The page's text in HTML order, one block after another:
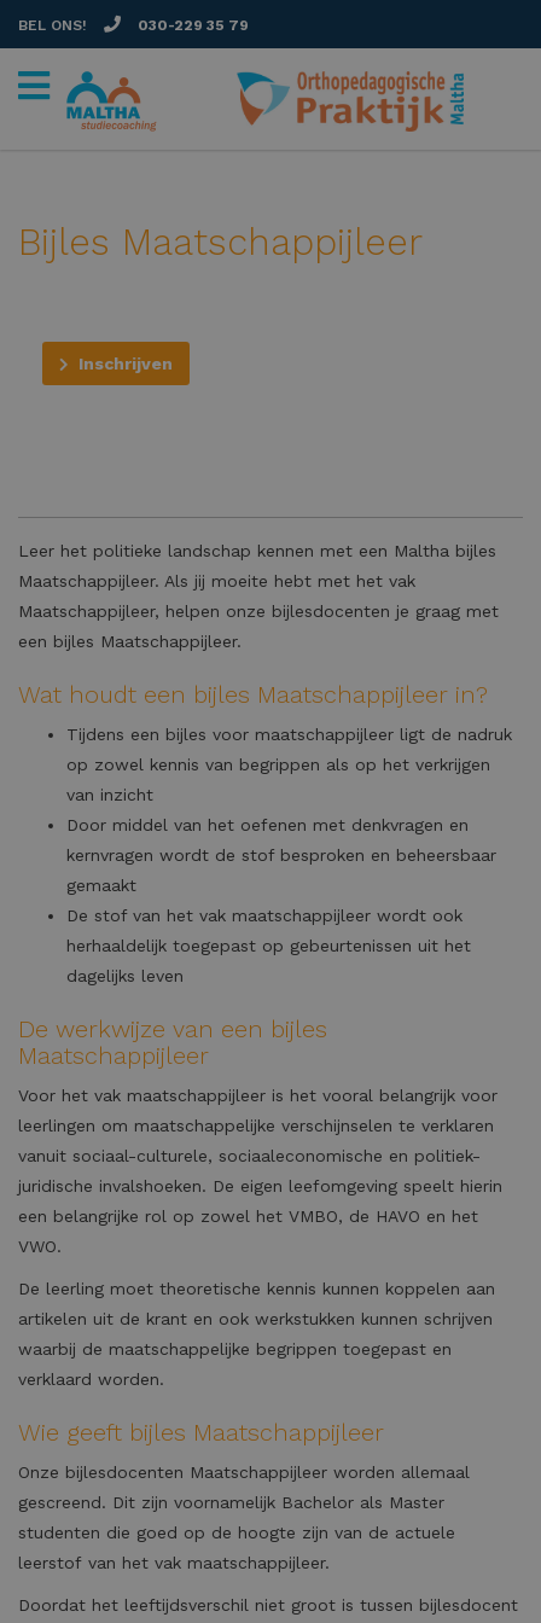
BEL ONS! 030-229 35 79
Bijles Maatschappijleer
Inschrijven
Leer het politieke landschap kennen met een Maltha bijles
Maatschappijleer. Als jij moeite hebt met het vak
Maatschappijleer, helpen onze bijlesdocenten je graag met
een bijles Maatschappijleer.
Wat houdt een bijles Maatschappijleer in?
Tijdens een bijles voor maatschappijleer ligt de nadruk
op zowel kennis van begrippen als op het verkrijgen
van inzicht
Door middel van het oefenen met denkvragen en
kernvragen wordt de stof besproken en beheersbaar
gemaakt
De stof van het vak maatschappijleer wordt ook
herhaaldelijk toegepast op gebeurtenissen uit het
dagelijks leven
De werkwijze van een bijles
Maatschappijleer
Voor het vak maatschappijleer is het vooral belangrijk voor
leerlingen om maatschappelijke verschijnselen te verklaren
vanuit sociaal-culturele, sociaaleconomische en politiek-
juridische invalshoeken. De eigen leefomgeving speelt hierin
een belangrijke rol op zowel het VMBO, de HAVO en het
VWO.
De leerling moet theoretische kennis kunnen koppelen aan
artikelen uit de krant en ook werkstukken kunnen schrijven
waarbij de maatschappelijke begrippen toegepast en
verklaard worden.
Wie geeft bijles Maatschappijleer
Onze bijlesdocenten Maatschappijleer worden allemaal
gescreend. Dit zijn voornamelijk Bachelor als Master
studenten die goed op de hoogte zijn van de actuele
leerstof van het vak maatschappijleer.
Doordat het leeftijdsverschil niet groot is tussen bijlesdocent